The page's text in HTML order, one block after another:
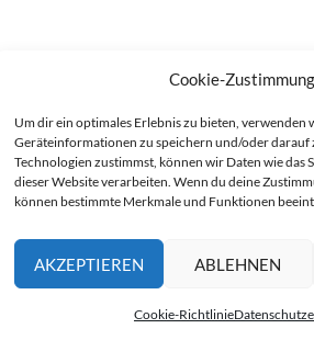
Cookie-
Um dir ein optimales Erlebnis zu bieten, verwenden
Geräteinformationen zu speichern und/oder darauf
Technologien zustimmst, können wir Daten wie das
dieser Website verarbeiten. Wenn du deine
können bestimmte Merkmale und Funktionen
AKZEPTIEREN ABLEHNEN
Cookie-Richtlinie